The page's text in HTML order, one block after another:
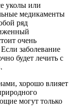
уколы или
медикаменты
ряд
очень
заболевание
будет лечить с
хорошо влияет
могут только